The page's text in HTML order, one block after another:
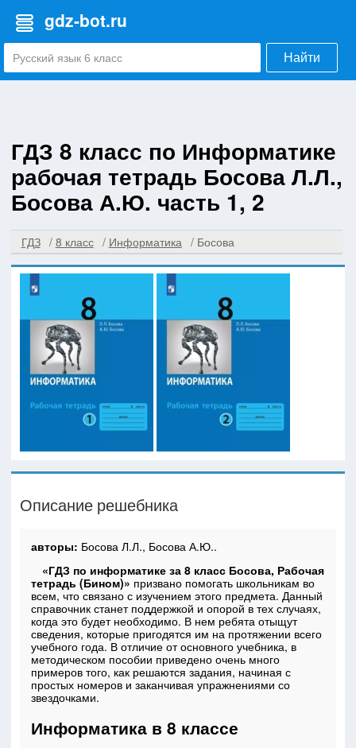
gdz-bot.ru
Найти
ГДЗ 8 класс по Информатике
рабочая тетрадь Босова Л.Л.,
Босова А.Ю. часть 1, 2
ГДЗ 8 класс Информатика Босова
Описание решебника
авторы: Босова Л.Л., Босова А.Ю..
«ГДЗ по информатике за 8 класс Босова, Рабочая
тетрадь (Бином)» призвано помогать школьникам во
всем, что связано с изучением этого предмета. Данный
справочник станет поддержкой и опорой в тех случаях,
когда это будет необходимо. В нем ребята отыщут
сведения, которые пригодятся им на протяжении всего
учебного года. В отличие от основного учебника, в
методическом пособии приведено очень много
примеров того, как решаются задания, начиная с
простых номеров и заканчивая упражнениями со
звездочками.
Информатика в 8 классе